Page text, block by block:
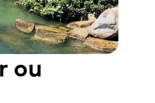
ou